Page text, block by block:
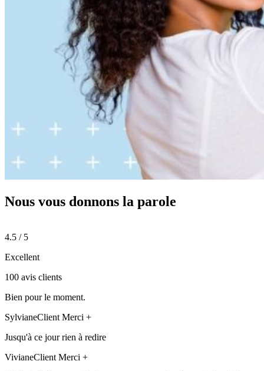
Nous vous donnons la parole
4.5 / 5
Excellent
100 avis clients
Bien pour le moment.
SylvianeClient Merci +
Jusqu'à ce jour rien à redire
VivianeClient Merci +